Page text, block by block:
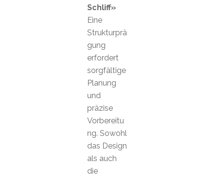
Schliff»
Eine
Strukturprä
gung
erfordert
sorgfältige
Planung
und
präzise
Vorbereitu
ng. Sowohl
das Design
als auch
die